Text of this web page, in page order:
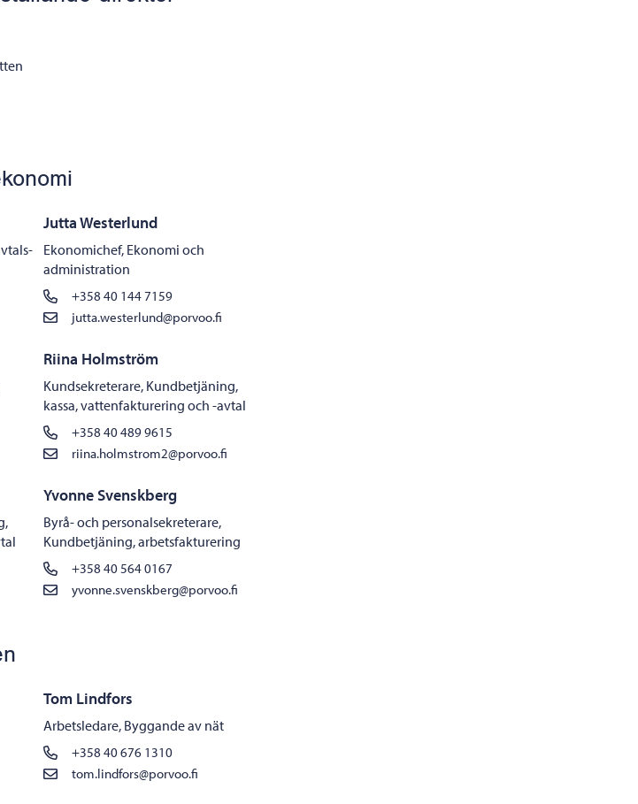
Jutta Westerlund
Ekonomichef, Ekonomi och
administration
+358 40 144 7159
jutta.westerlund@porvoo.fi
Riina Holmström
Kundsekreterare, Kundbetjäning,
kassa, vattenfakturering och -avtal
+358 40 489 9615
riina.holmstrom2@porvoo.fi
Yvonne Svenskberg
Byrå- och personalsekreterare,
Kundbetjäning, arbetsfakturering
+358 40 564 0167
yvonne.svenskberg@porvoo.fi
Tom Lindfors
Arbetsledare, Byggande av nät
+358 40 676 1310
tom.lindfors@porvoo.fi